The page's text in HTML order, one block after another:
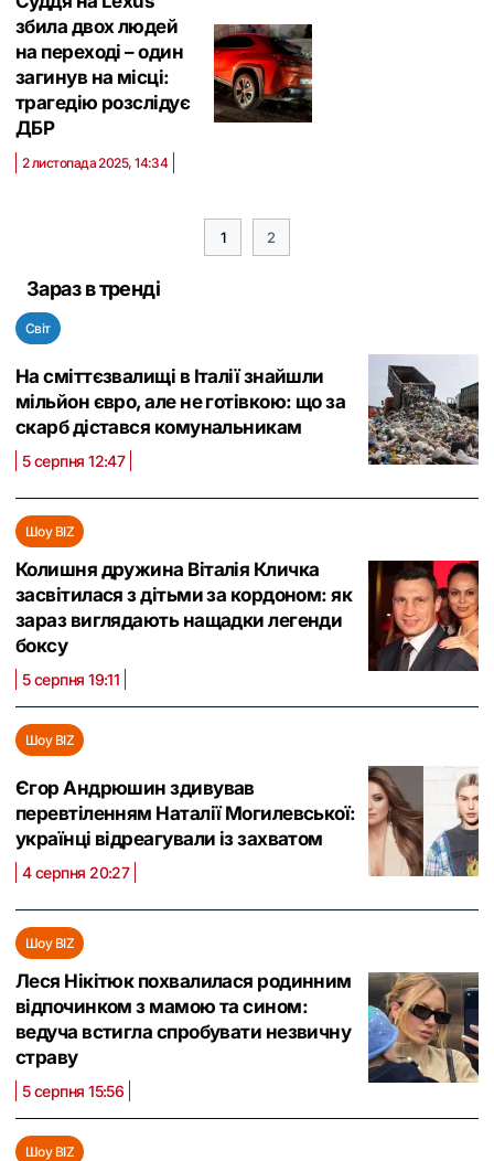
збила двох людей
на переході – один
загинув на місці:
трагедію розслідує
ДБР
2 листопада 2025, 14:34
1 2
Зараз в тренді
Світ
На сміттєзвалищі в Італії знайшли
мільйон євро, але не готівкою: що за
скарб дістався комунальникам
5 серпня 12:47
Шоу BIZ
Колишня дружина Віталія Кличка
засвітилася з дітьми за кордоном: як
зараз виглядають нащадки легенди
боксу
5 серпня 19:11
Шоу BIZ
Єгор Андрюшин здивував
перевтіленням Наталії Могилевської:
українці відреагували із захватом
4 серпня 20:27
Шоу BIZ
Леся Нікітюк похвалилася родинним
відпочинком з мамою та сином:
ведуча встигла спробувати незвичну
страву
5 серпня 15:56
Шоу BIZ